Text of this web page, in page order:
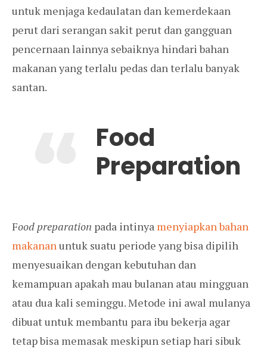
untuk menjaga kedaulatan dan kemerdekaan
perut dari serangan sakit perut dan gangguan
pencernaan lainnya sebaiknya hindari bahan
makanan yang terlalu pedas dan terlalu banyak
santan.
Food
Preparation
Food preparation pada intinya menyiapkan bahan
makananuntuk suatu periode yang bisa dipilih
menyesuaikan dengan kebutuhan dan
kemampuan apakah mau bulanan atau mingguan
atau dua kali seminggu. Metode ini awal mulanya
dibuat untuk membantu para ibu bekerja agar
tetap bisa memasak meskipun setiap hari sibuk